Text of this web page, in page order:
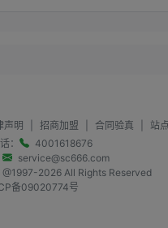
声明 招商加盟 合同验真
站
：
4001618676
service@sc666.com
@1997-2026All Rights Reserved
备09020774号